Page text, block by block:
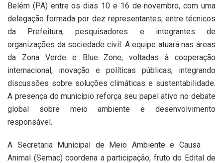
Belém (PA) entre os dias 10 e 16 de novembro, com uma
delegação formada por dez representantes, entre técnicos
da Prefeitura, pesquisadores e integrantes de
organizações da sociedade civil. A equipe atuará nas áreas
da Zona Verde e Blue Zone, voltadas à cooperação
internacional, inovação e políticas públicas, integrando
discussões sobre soluções climáticas e sustentabilidade.
A presença do município reforça seu papel ativo no debate
global sobre meio ambiente e desenvolvimento
responsável.
A Secretaria Municipal de Meio Ambiente e Causa
Animal (Semac) coordena a participação, fruto do Edital de